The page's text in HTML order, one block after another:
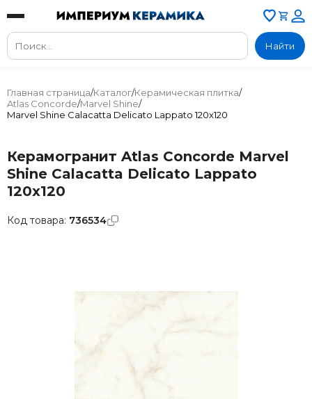
Найти
Главная страница/Каталог/Керамическая плитка/
Atlas Concorde/Marvel Shine/
Marvel Shine Calacatta Delicato Lappato 120x120
Керамогранит Atlas Concorde Marvel
Shine Calacatta Delicato Lappato
120x120
Код товара: 736534